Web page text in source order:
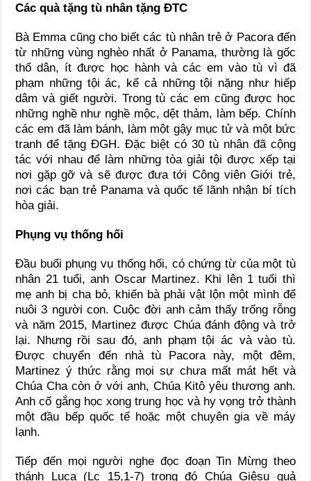
Các quà tặng tù nhân tặng ĐTC
Bà Emma cũng cho biết các tù nhân trẻ ở Pacora đến
từ những vùng nghèo nhất ở Panama, thường là gốc
thổ dân, ít được học hành và các em vào tù vì đã
phạm những tội ác, kể cả những tội nặng như hiếp
dâm và giết người. Trong tù các em cũng được học
những nghề như nghề mộc, dệt thảm, làm bếp. Chính
các em đã làm bánh, làm một gậy mục tử và một bức
tranh để tặng ĐGH. Đặc biệt có 30 tù nhân đã cộng
tác với nhau để làm những tòa giải tội được xếp tại
nơi gặp gỡ và sẽ được đưa tới Công viên Giới trẻ,
nơi các bạn trẻ Panama và quốc tế lãnh nhận bí tích
hòa giải.
Phụng vụ thống hối
Đầu buổi phụng vụ thống hối, có chứng từ của một tù
nhân 21 tuổi, anh Oscar Martinez. Khi lên 1 tuổi thì
mẹ anh bị cha bỏ, khiến bà phải vật lộn một mình để
nuôi 3 người con. Cuộc đời anh cảm thấy trống rỗng
và năm 2015, Martinez được Chúa đánh động và trở
lại. Nhưng rồi sau đó, anh phạm tội ác và vào tù.
Được chuyển đến nhà tù Pacora này, một đêm,
Martinez ý thức rằng mọi sự chưa mất mát hết và
Chúa Cha còn ở với anh, Chúa Kitô yêu thương anh.
Anh cố gắng học xong trung học và hy vọng trở thành
một đầu bếp quốc tế hoặc một chuyên gia về máy
lạnh.
Tiếp đến mọi người nghe đọc đoạn Tin Mừng theo
thánh Luca (Lc 15,1-7) trong đó Chúa Giêsu quả